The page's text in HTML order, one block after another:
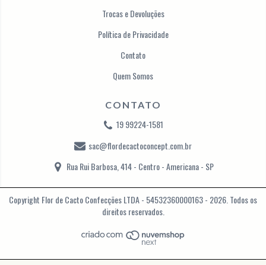
Trocas e Devoluções
Política de Privacidade
Contato
Quem Somos
CONTATO
19 99224-1581
sac@flordecactoconcept.com.br
Rua Rui Barbosa, 414 - Centro - Americana - SP
Copyright Flor de Cacto Confecções LTDA - 54532360000163 - 2026. Todos os
direitos reservados.